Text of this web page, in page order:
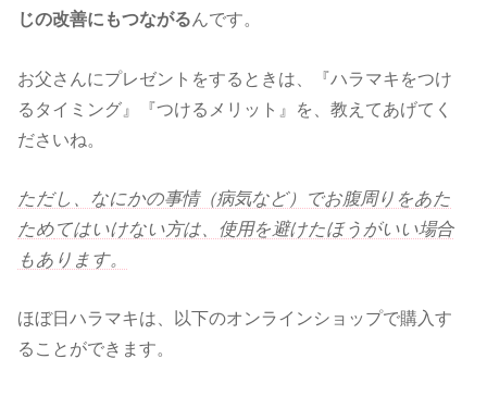
じの改善にもつながるんです。
お父さんにプレゼントをするときは、『ハラマキをつけ
るタイミング』『つけるメリット』を、教えてあげてく
ださいね。
ただし、なにかの事情（病気など）でお腹周りをあた
ためてはいけない方は、使用を避けたほうがいい場合
もあります。
ほぼ日ハラマキは、以下のオンラインショップで購入す
ることができます。